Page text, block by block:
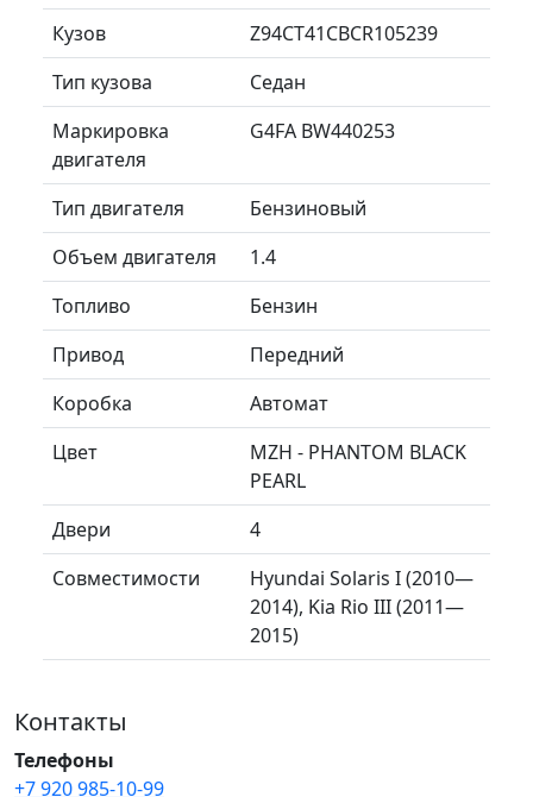
Кузов
Z94CT41CBCR105239
Тип кузова
Седан
Маркировка
двигателя
G4FA BW440253
Тип двигателя
Бензиновый
Объем двигателя
1.4
Топливо
Бензин
Привод
Передний
Коробка
Автомат
Цвет
MZH - PHANTOM BLACK
PEARL
Двери
4
Совместимости
Hyundai Solaris I (2010—
2014), Kia Rio III (2011—
2015)
Контакты
Телефоны
+7 920 985-10-99